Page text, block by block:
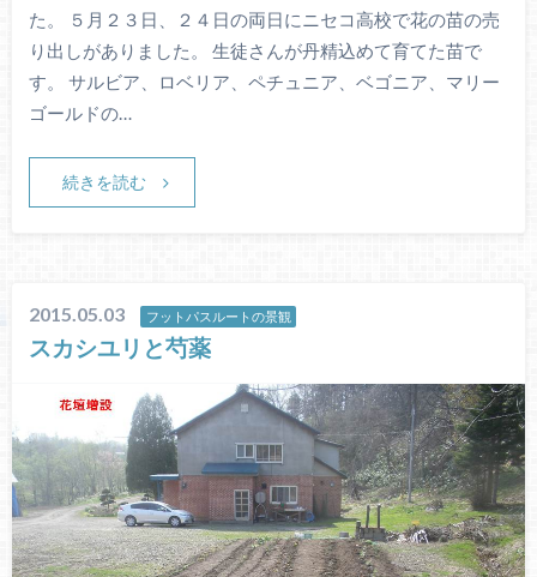
た。 ５月２３日、２４日の両日にニセコ高校で花の苗の売
り出しがありました。 生徒さんが丹精込めて育てた苗で
す。 サルビア、ロベリア、ペチュニア、ベゴニア、マリー
ゴールドの…
続きを読む
2015.05.03 フットパスルートの景観
スカシユリと芍薬